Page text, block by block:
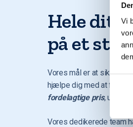
Vi
Hele dit
på et sted
Vores mål er at sikre
hjælpe dig med at finde
fordelagtige pris, uanset
Vores dedikerede team